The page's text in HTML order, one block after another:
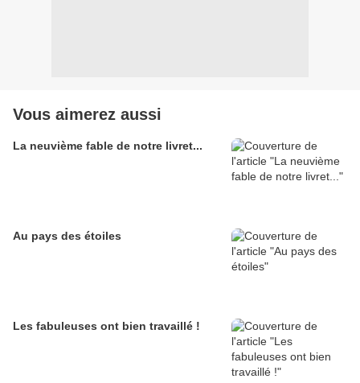
Vous aimerez aussi
La neuvième fable de notre livret...
Au pays des étoiles
Les fabuleuses ont bien travaillé !